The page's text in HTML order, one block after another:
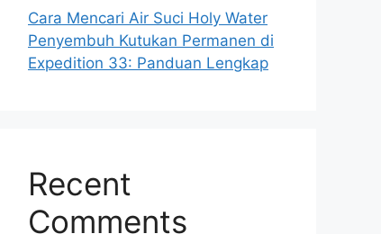
Cara Mencari Air Suci Holy Water
Penyembuh Kutukan Permanen di
Expedition 33: Panduan Lengkap
Recent
Comments